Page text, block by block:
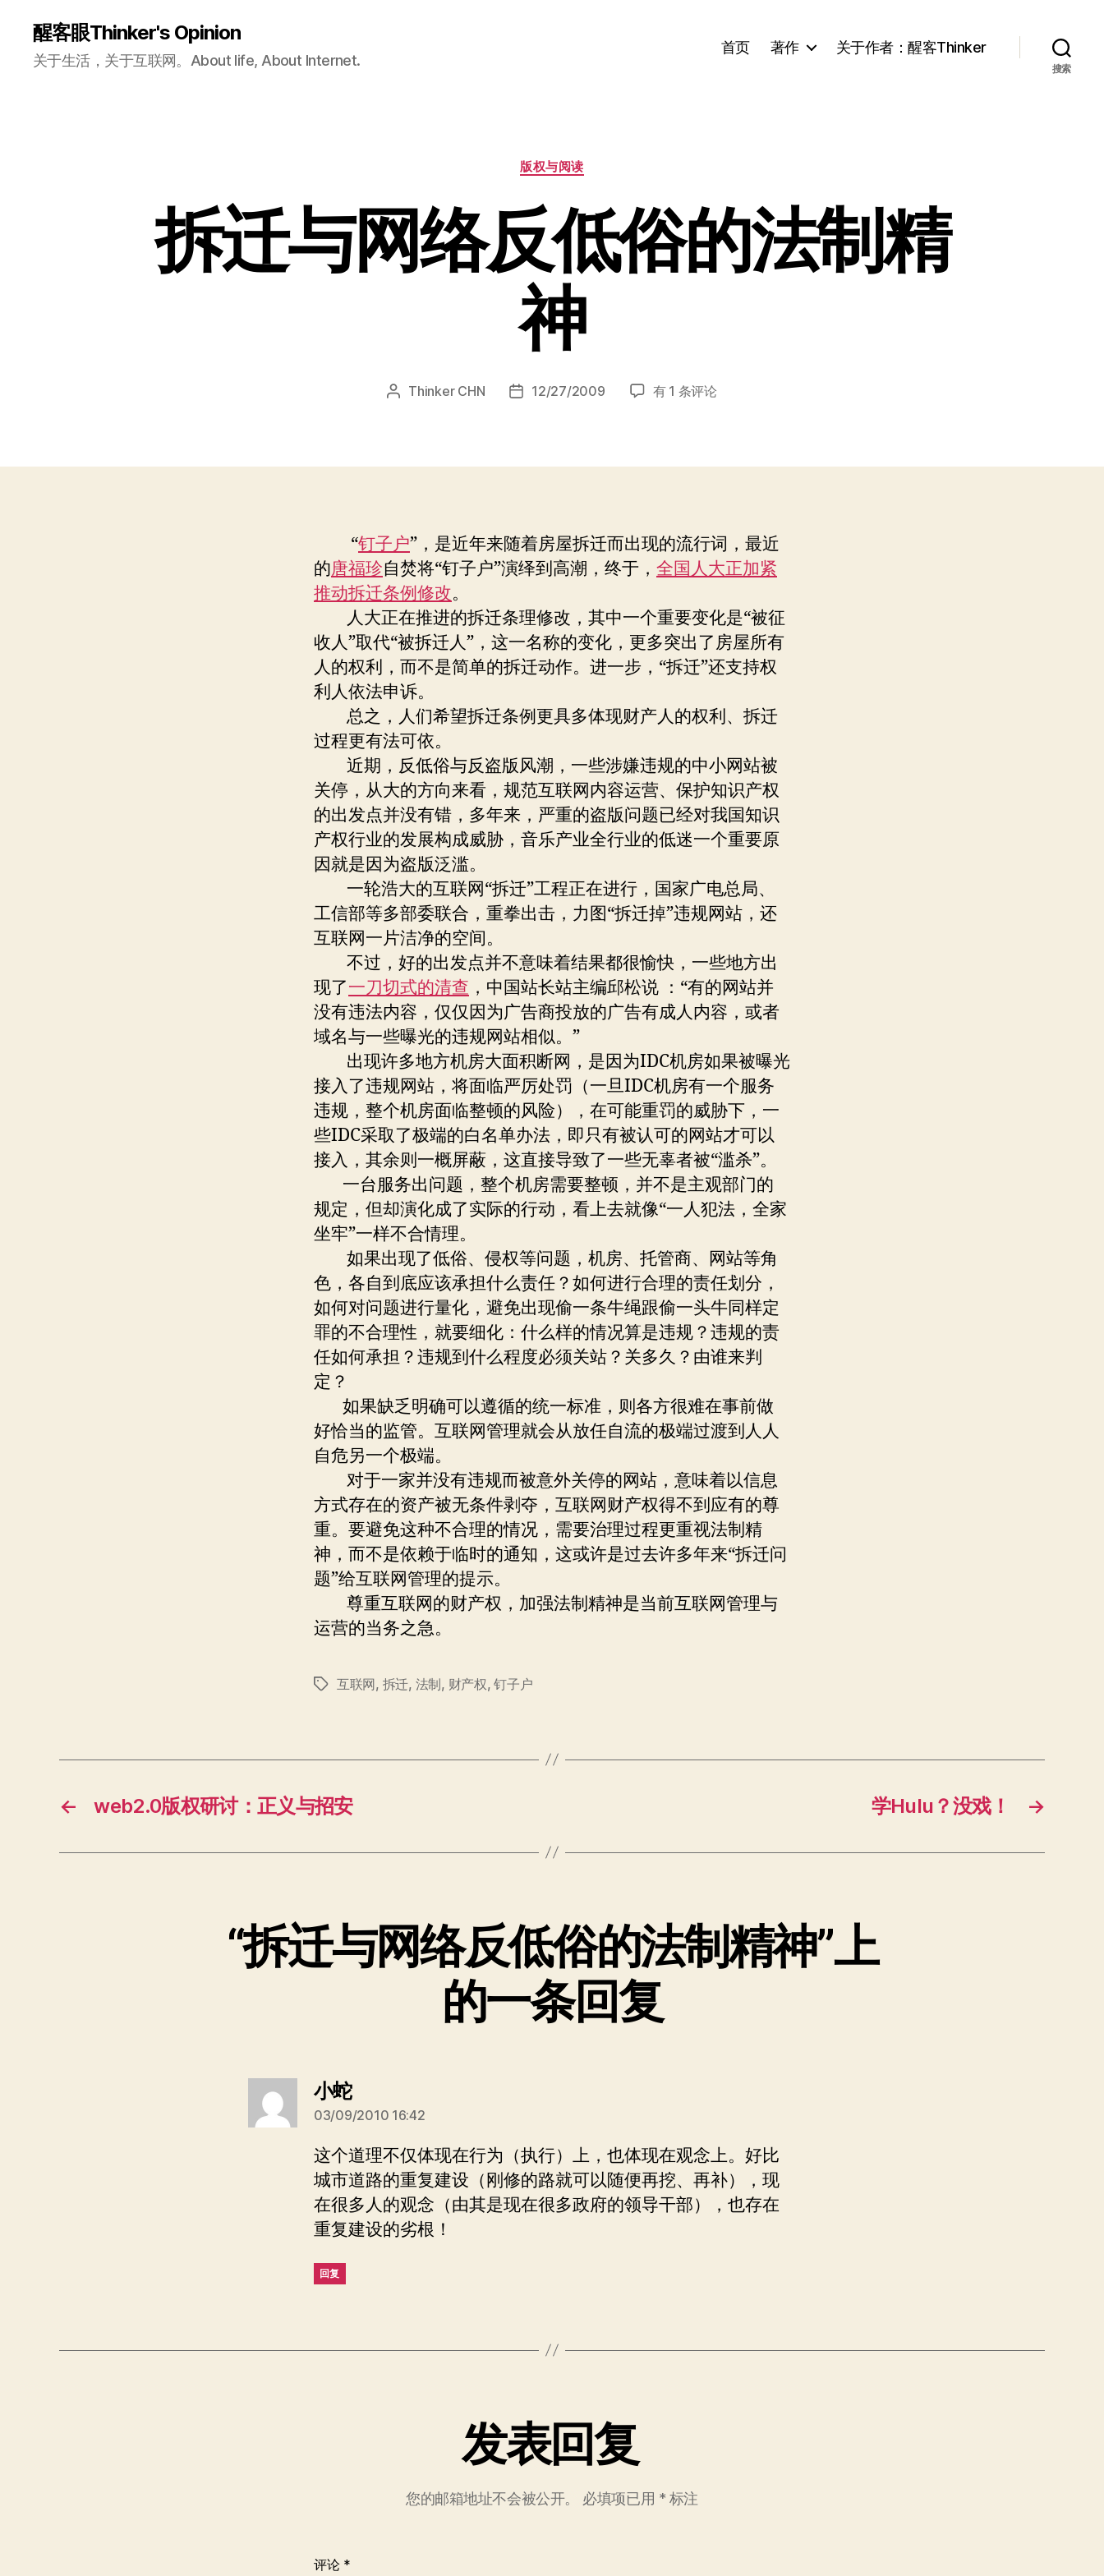
醒客眼Thinker's Opinion
关于生活，关于互联网。About life, About Internet.
首页 著作 关于作者：醒客Thinker
搜索
分
类
版权与阅读
拆迁与网络反低俗的法制精
神
文 Thinker CHN
发 12/27/2009
拆
络
的
法
精
神
有 1 条评论
“钉子户”，是近年来随着房屋拆迁而出现的流行词，最近
的唐福珍自焚将“钉子户”演绎到高潮，终于， 全国人大正加紧
推动拆迁条例修改。
人大正在推进的拆迁条理修改，其中一个重要变化是“被征
收人”取代“被拆迁人”，这一名称的变化，更多突出了房屋所有
人的权利，而不是简单的拆迁动作。进一步，“拆迁”还支持权
利人依法申诉。
总之，人们希望拆迁条例更具多体现财产人的权利、拆迁
过程更有法可依。
近期，反低俗与反盗版风潮，一些涉嫌违规的中小网站被
关停，从大的方向来看，规范互联网内容运营、保护知识产权
的出发点并没有错，多年来，严重的盗版问题已经对我国知识
产权行业的发展构成威胁，音乐产业全行业的低迷一个重要原
因就是因为盗版泛滥。
一轮浩大的互联网“拆迁”工程正在进行，国家广电总局、
工信部等多部委联合，重拳出击，力图“拆迁掉”违规网站，还
互联网一片洁净的空间。
不过，好的出发点并不意味着结果都很愉快，一些地方出
现了一刀切式的清查 ，中国站长站主编邱松说 ：“有的网站并
没有违法内容，仅仅因为广告商投放的广告有成人内容，或者
域名与一些曝光的违规网站相似。”
出现许多地方机房大面积断网，是因为IDC机房如果被曝光
接入了违规网站，将面临严厉处罚（一旦IDC机房有一个服务
违规，整个机房面临整顿的风险），在可能重罚的威胁下，一
些IDC采取了极端的白名单办法，即只有被认可的网站才可以
接入，其余则一概屏蔽，这直接导致了一些无辜者被“滥杀”。
一台服务出问题，整个机房需要整顿，并不是主观部门的
规定，但却演化成了实际的行动，看上去就像“一人犯法，全家
坐牢”一样不合情理。
如果出现了低俗、侵权等问题，机房、托管商、网站等角
色，各自到底应该承担什么责任？如何进行合理的责任划分，
如何对问题进行量化，避免出现偷一条牛绳跟偷一头牛同样定
罪的不合理性，就要细化：什么样的情况算是违规？违规的责
任如何承担？违规到什么程度必须关站？关多久？由谁来判
定？
如果缺乏明确可以遵循的统一标准，则各方很难在事前做
好恰当的监管。互联网管理就会从放任自流的极端过渡到人人
自危另一个极端。
对于一家并没有违规而被意外关停的网站，意味着以信息
方式存在的资产被无条件剥夺，互联网财产权得不到应有的尊
重。要避免这种不合理的情况，需要治理过程更重视法制精
神，而不是依赖于临时的通知，这或许是过去许多年来“拆迁问
题”给互联网管理的提示。
尊重互联网的财产权，加强法制精神是当前互联网管理与
运营的当务之急。
标
互联网, 拆迁, 法制, 财产权,钉子户
← web2.0版权研讨：正义与招安 →
学Hulu？没戏！
“拆迁与网络反低俗的法制精神”上
的一条回复
小蛇说：
03/09/2010 16:42
这个道理不仅体现在行为（执行）上，也体现在观念上。好比
城市道路的重复建设（刚修的路就可以随便再挖、再补），现
在很多人的观念（由其是现在很多政府的领导干部），也存在
重复建设的劣根！
回复
发表回复
您的邮箱地址不会被公开。 必填项已用 * 标注
评论 *